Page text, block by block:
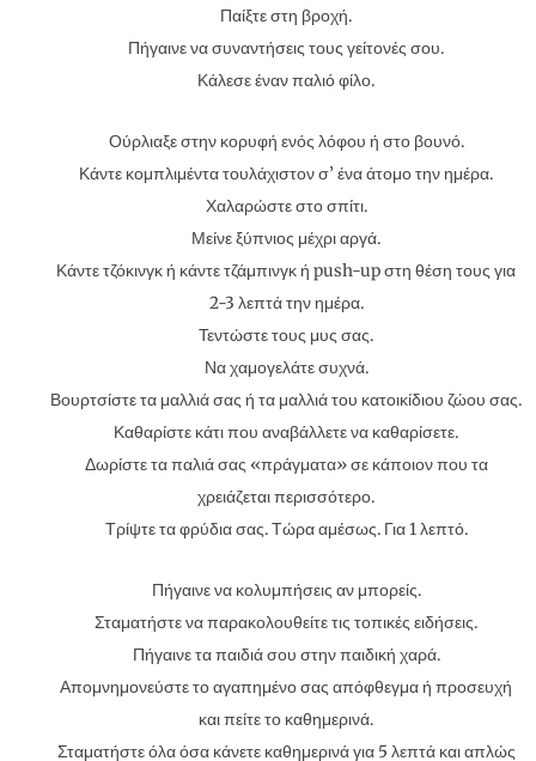
Παίξτε στη βροχή.
Πήγαινε να συναντήσεις τους γείτονές σου.
Κάλεσε έναν παλιό φίλο.
Ούρλιαξε στην κορυφή ενός λόφου ή στο βουνό.
Κάντε κομπλιμέντα τουλάχιστον σ’ ένα άτομο την ημέρα.
Χαλαρώστε στο σπίτι.
Μείνε ξύπνιος μέχρι αργά.
Κάντε τζόκινγκ ή κάντε τζάμπινγκ ή push-up στη θέση τους για
2-3 λεπτά την ημέρα.
Τεντώστε τους μυς σας.
Να χαμογελάτε συχνά.
Βουρτσίστε τα μαλλιά σας ή τα μαλλιά του κατοικίδιου ζώου σας.
Καθαρίστε κάτι που αναβάλλετε να καθαρίσετε.
Δωρίστε τα παλιά σας «πράγματα» σε κάποιον που τα
χρειάζεται περισσότερο.
Τρίψτε τα φρύδια σας. Τώρα αμέσως. Για 1 λεπτό.
Πήγαινε να κολυμπήσεις αν μπορείς.
Σταματήστε να παρακολουθείτε τις τοπικές ειδήσεις.
Πήγαινε τα παιδιά σου στην παιδική χαρά.
Απομνημονεύστε το αγαπημένο σας απόφθεγμα ή προσευχή
και πείτε το καθημερινά.
Σταματήστε όλα όσα κάνετε καθημερινά για 5 λεπτά και απλώς